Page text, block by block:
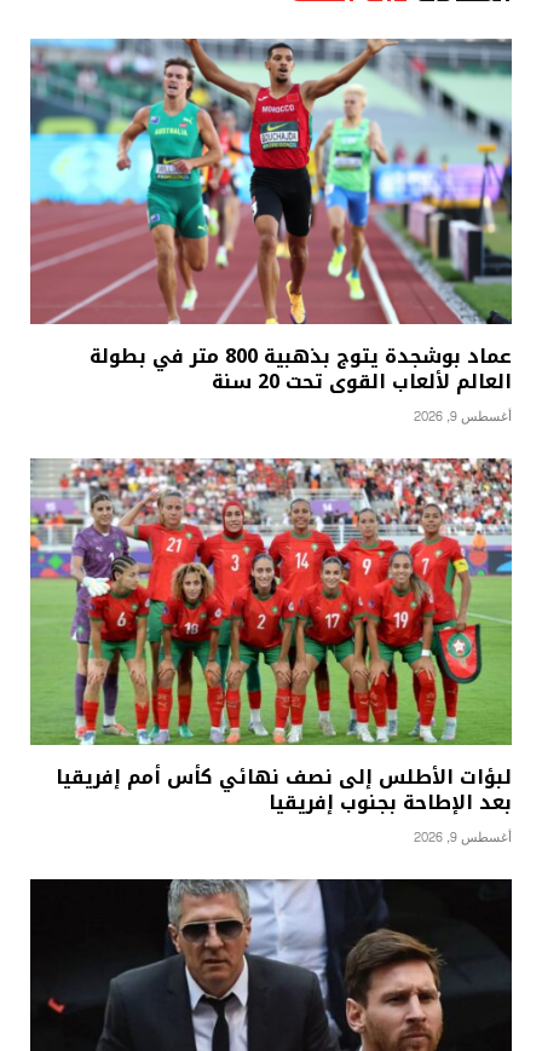
عماد بوشجدة يتوج بذهبية 800 متر في بطولة
العالم لألعاب القوى تحت 20 سنة
أغسطس 9, 2026
لبؤات الأطلس إلى نصف نهائي كأس أمم إفريقيا
بعد الإطاحة بجنوب إفريقيا
أغسطس 9, 2026